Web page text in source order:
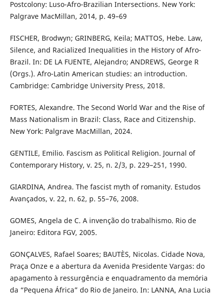
Postcolony: Luso-Afro-Brazilian Intersections. New York:
Palgrave MacMillan, 2014, p. 49–69
FISCHER, Brodwyn; GRINBERG, Keila; MATTOS, Hebe. Law,
Silence, and Racialized Inequalities in the History of Afro-
Brazil. In: DE LA FUENTE, Alejandro; ANDREWS, George R
(Orgs.). Afro-Latin American studies: an introduction.
Cambridge: Cambridge University Press, 2018.
FORTES, Alexandre. The Second World War and the Rise of
Mass Nationalism in Brazil: Class, Race and Citizenship.
New York: Palgrave MacMillan, 2024.
GENTILE, Emilio. Fascism as Political Religion. Journal of
Contemporary History, v. 25, n. 2/3, p. 229–251, 1990.
GIARDINA, Andrea. The fascist myth of romanity. Estudos
Avançados, v. 22, n. 62, p. 55–76, 2008.
GOMES, Angela de C. A invenção do trabalhismo. Rio de
Janeiro: Editora FGV, 2005.
GONÇALVES, Rafael Soares; BAUTÈS, Nicolas. Cidade Nova,
Praça Onze e a abertura da Avenida Presidente Vargas: do
apagamento à ressurgência e enquadramento da memória
da “Pequena África” do Rio de Janeiro. In: LANNA, Ana Lucia